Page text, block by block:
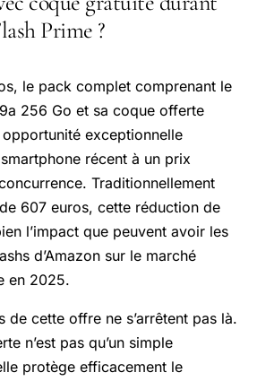
Prime ?
le pack complet comprenant le
256 Go et sa coque offerte
exceptionnelle
récent à un prix
Traditionnellement
607 euros, cette réduction de
l’impact que peuvent avoir les
d’Amazon sur le marché
en 2025.
de cette offre ne s’arrêtent pas là.
n’est pas qu’un simple
protège efficacement le